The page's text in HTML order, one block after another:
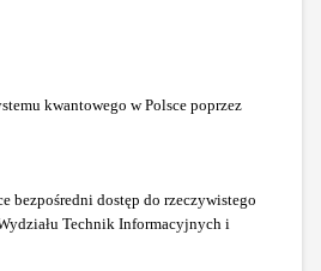
kwantowego w Polsce poprzez
bezpośredni dostęp do rzeczywistego
Technik Informacyjnych i